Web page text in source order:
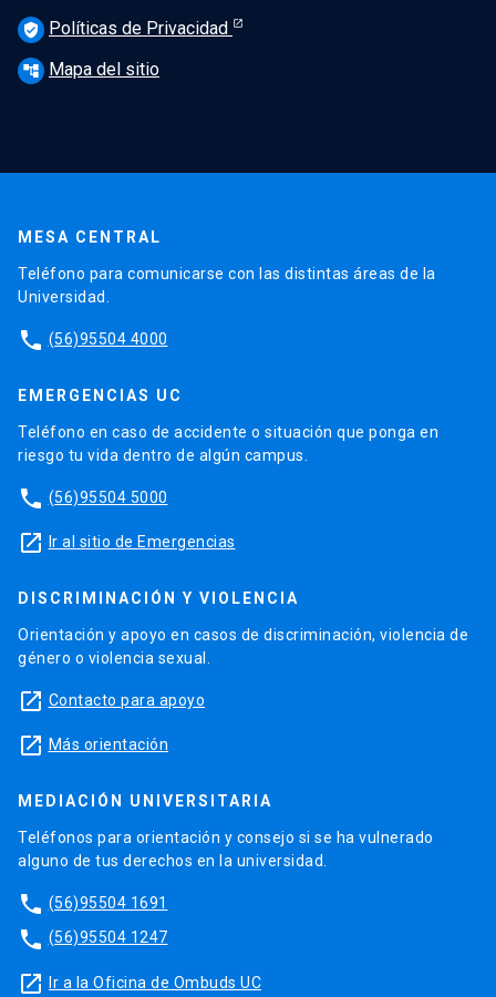
verified_user Políticas de Privacidad
account_tree Mapa del sitio
MESA CENTRAL
Teléfono para comunicarse con las distintas áreas de la
Universidad.
phone (56)95504 4000
EMERGENCIAS UC
Teléfono en caso de accidente o situación que ponga en
riesgo tu vida dentro de algún campus.
phone (56)95504 5000
launch Ir al sitio de Emergencias
DISCRIMINACIÓN Y VIOLENCIA
Orientación y apoyo en casos de discriminación, violencia de
género o violencia sexual.
launch Contacto para apoyo
launch Más orientación
MEDIACIÓN UNIVERSITARIA
Teléfonos para orientación y consejo si se ha vulnerado
alguno de tus derechos en la universidad.
phone (56)95504 1691
phone (56)95504 1247
launch Ir a la Oficina de Ombuds UC